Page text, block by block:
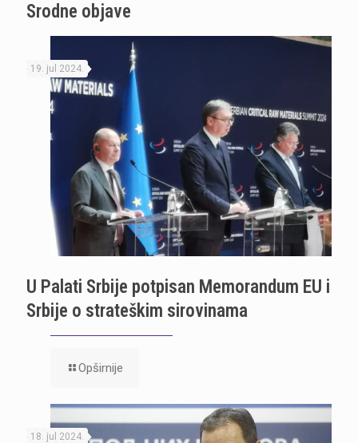
Srodne objave
19. jul 2024.
U Palati Srbije potpisan Memorandum EU i
Srbije o strateškim sirovinama
Opširnije
18. jul 2024.